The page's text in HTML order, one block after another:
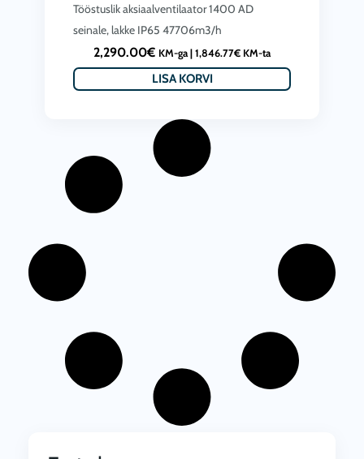
Tööstuslik aksiaalventilaator 1400 AD
seinale, lakke IP65 47706m3/h
2,290.00€ KM-ga | 1,846.77€ KM-ta
LISA KORVI